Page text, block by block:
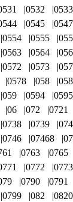
0532 0533
0545 0547
0554 0555
0563 0564
0572 0573
0578 058
059 0594 0595
06 072 0721
0738 0739
0746 07468
0763 0765
0772 0773
0790 0791
0799 082 0820